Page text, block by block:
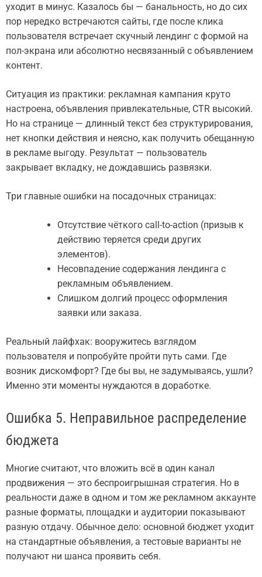
уходит в минус. Казалось бы — банальность, но до сих
пор нередко встречаются сайты, где после клика
пользователя встречает скучный лендинг с формой на
пол-экрана или абсолютно несвязанный с объявлением
контент.
Ситуация из практики: рекламная кампания круто
настроена, объявления привлекательные, CTR высокий.
Но на странице — длинный текст без структурирования,
нет кнопки действия и неясно, как получить обещанную
в рекламе выгоду. Результат — пользователь
закрывает вкладку, не дождавшись развязки.
Три главные ошибки на посадочных страницах:
Отсутствие чёткого call-to-action (призыв к
действию теряется среди других
элементов).
Несовпадение содержания лендинга с
рекламным объявлением.
Слишком долгий процесс оформления
заявки или заказа.
Реальный лайфхак: вооружитесь взглядом
пользователя и попробуйте пройти путь сами. Где
возник дискомфорт? Где бы вы, не задумываясь, ушли?
Именно эти моменты нуждаются в доработке.
Ошибка 5. Неправильное распределение
бюджета
Многие считают, что вложить всё в один канал
продвижения — это беспроигрышная стратегия. Но в
реальности даже в одном и том же рекламном аккаунте
разные форматы, площадки и аудитории показывают
разную отдачу. Обычное дело: основной бюджет уходит
на стандартные объявления, а тестовые варианты не
получают ни шанса проявить себя.